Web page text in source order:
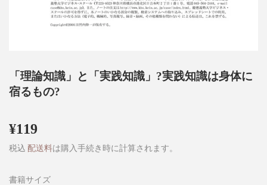
「理論知識」と「実践知識」?実践知識は身体に
宿るもの?
¥119
税込 配送料は購入手続き時に計算されます。
書籍サイズ